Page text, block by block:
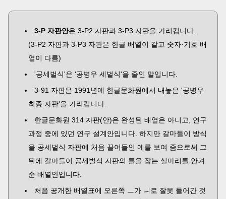
3-P 자판안은 3-P2 자판과 3-P3 자판을 가리킵니다.
(3-P2 자판과 3-P3 자판은 한글 배열이 같고 숫자·기호 배
열이 다름)
'공세벌식'은 '공병우 세벌식'을 줄인 말입니다.
3-91 자판은 1991년에 한글문화원에서 내놓은 '공병우
최종 자판'을 가리킵니다.
한글문화원 314 자판(안)은 완성된 배열은 아니고, 연구
과정 중에 있던 연구 설계안입니다. 하지만 갈마들이 방식
을 공세벌식 자판에 처음 끌어들인 예를 보여 줌으로써 그
뒤에 갈마들이 공세벌식 자판의 틀을 잡는 실마리를 안겨
준 배열안입니다.
처음 공개한 배열표에 오른쪽 ㅡ가 ㅢ로 잘못 들어간 것